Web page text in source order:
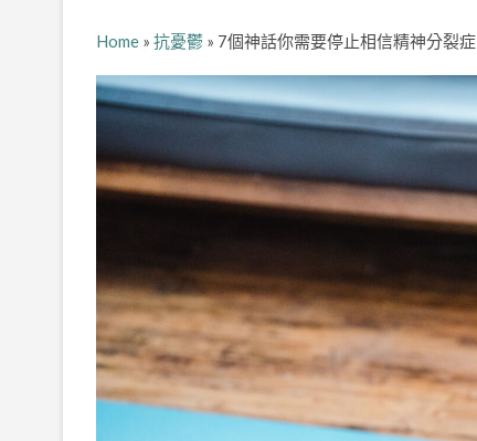
Home » 抗憂鬱 » 7個神話你需要停止相信精神分裂症